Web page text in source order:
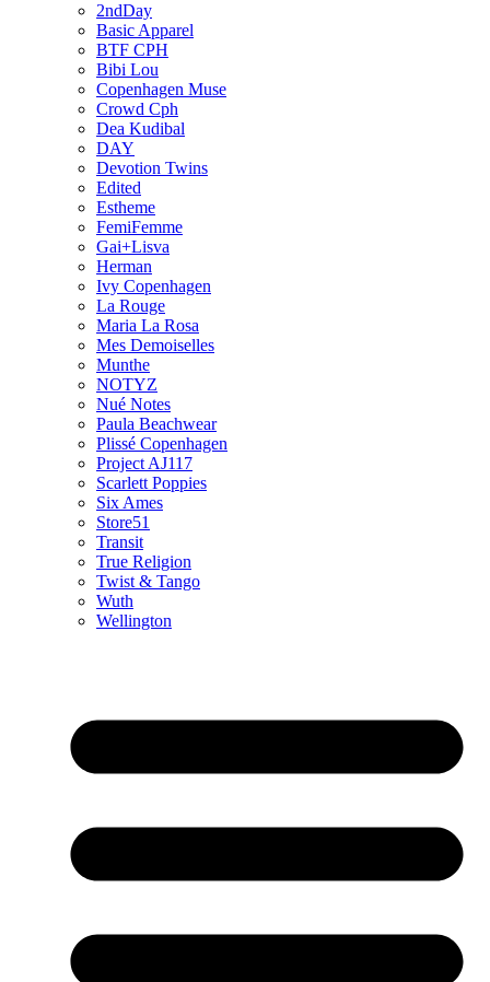
2ndDay
Basic Apparel
BTF CPH
Bibi Lou
Copenhagen Muse
Crowd Cph
Dea Kudibal
DAY
Devotion Twins
Edited
Estheme
FemiFemme
Gai+Lisva
Herman
Ivy Copenhagen
La Rouge
Maria La Rosa
Mes Demoiselles
Munthe
NOTYZ
Nué Notes
Paula Beachwear
Plissé Copenhagen
Project AJ117
Scarlett Poppies
Six Ames
Store51
Transit
True Religion
Twist & Tango
Wuth
Wellington